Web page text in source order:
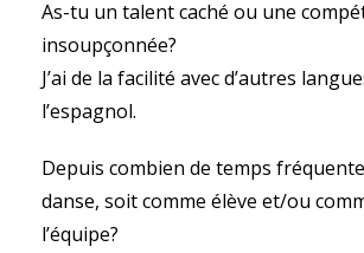
As-tu un talent caché ou une
insoupçonnée?
J’ai de la facilité avec d’autres
l’espagnol.
Depuis combien de temps
danse, soit comme élève et/ou
l’équipe?